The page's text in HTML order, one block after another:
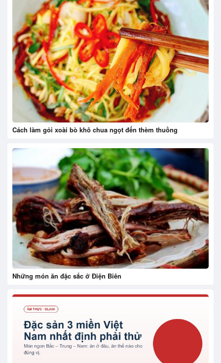
Cách làm gỏi xoài bò khô chua ngọt đến thèm thuồng
Những món ăn đặc sắc ở Điện Biên